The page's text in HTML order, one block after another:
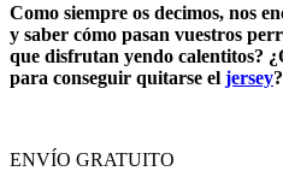
Como siempre os decimos, nos
y saber cómo pasan vuestros
que disfrutan yendo calentitos?
para conseguir quitarse el jersey?
ENVÍO GRATUITO